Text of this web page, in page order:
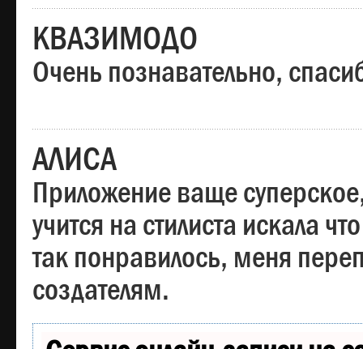
КВАЗИМОДО
Очень познавательно,
АЛИСА
Приложение ваще
учится на стилиста искала
так понравилось, меня
создателям.